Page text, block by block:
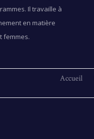
Il travaille à
en matière
femmes.
Accueil